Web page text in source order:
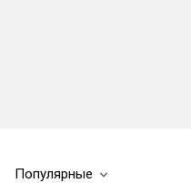
Популярные